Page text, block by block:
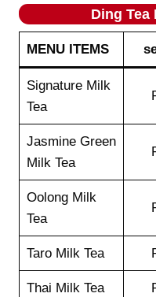
Ding Tea
MENU ITEMS
Signature Milk
Tea
Jasmine Green
Milk Tea
Oolong Milk
Tea
Taro Milk Tea
Thai Milk Tea